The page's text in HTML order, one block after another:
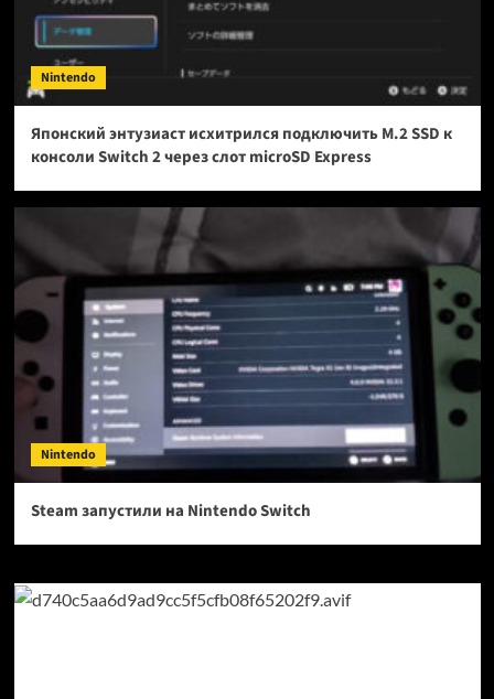
Nintendo
Японский энтузиаст исхитрился подключить M.2 SSD к
консоли Switch 2 через слот microSD Express
Nintendo
Steam запустили на Nintendo Switch